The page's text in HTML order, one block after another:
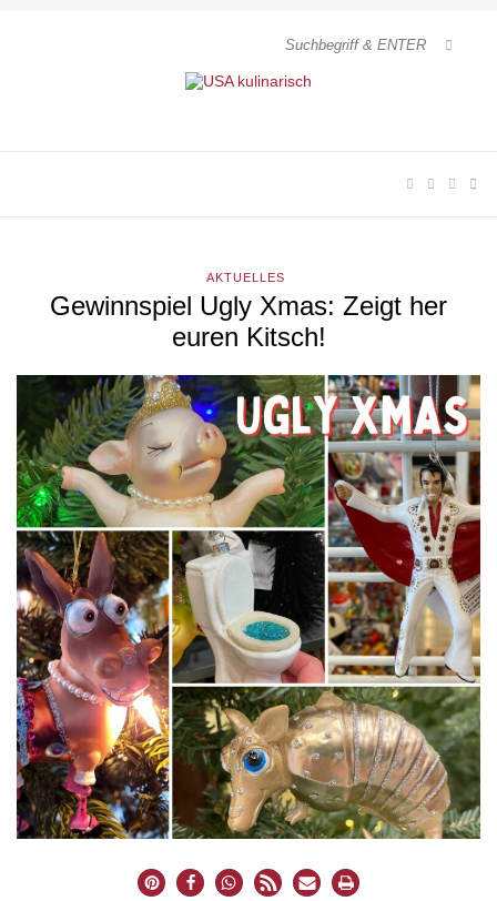
AKTUELLES
Gewinnspiel Ugly Xmas: Zeigt her
euren Kitsch!